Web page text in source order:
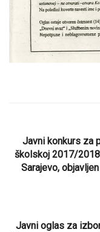
Javni konkurs za
školskoj 2017/
Sarajevo,
Javni oglas za